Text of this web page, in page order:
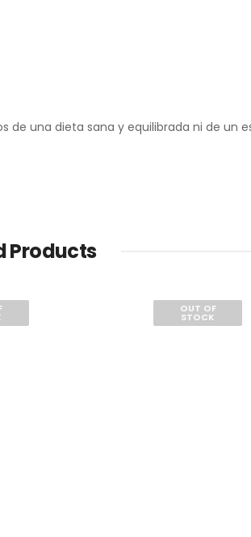
una dieta sana y equilibrada ni de un
Products
OUT OF
STOCK